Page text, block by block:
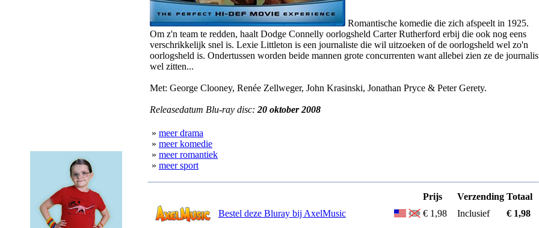
Romantische komedie die zich afspeelt in 1925.
Om z'n team te redden, haalt Dodge Connelly oorlogsheld Carter Rutherford erbij die ook nog eens
verschrikkelijk snel is. Lexie Littleton is een journaliste die wil uitzoeken of de oorlogsheld wel zo'n
oorlogsheld is. Ondertussen worden beide mannen grote concurrenten want allebei zien ze de
wel zitten...
Met: George Clooney, Renée Zellweger, John Krasinski, Jonathan Pryce & Peter Gerety.
Releasedatum Blu-ray disc: 20 oktober 2008
» meer drama
» meer komedie
» meer romantiek
» meer sport
Prijs Verzending Totaal
Bestel deze Bluray bij AxelMusic
€ 1,98 Inclusief
€ 1,98